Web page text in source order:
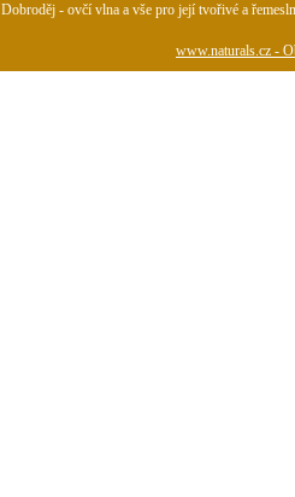
Dobroděj - ovčí vlna a vše pro její tvořivé a
www.naturals.cz -